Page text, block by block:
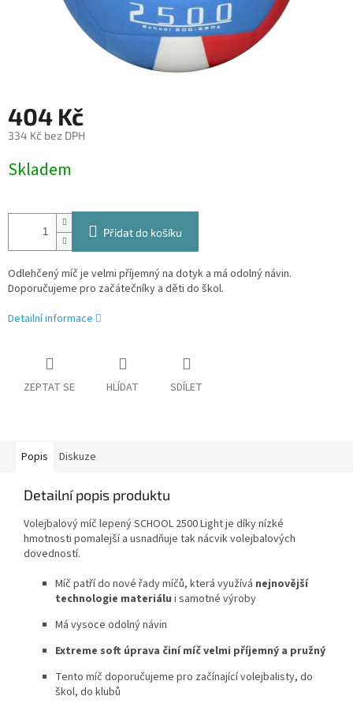
404 Kč
334 Kč bez DPH
cena:
Skladem
Přidat do košíku
Odlehčený míč je velmi příjemný na dotyk a má odolný návin.
Doporučujeme pro začátečníky a děti do škol.
Detailní informace
ZEPTAT SE HLÍDAT SDÍLET
Popis Diskuze
Detailní popis produktu
Volejbalový míč lepený SCHOOL 2500 Light je díky nízké
hmotnosti pomalejší a usnadňuje tak nácvik volejbalových
dovedností.
Míč patří do nové řady míčů, která využívá nejnovější
technologie materiálu i samotné výroby
Má vysoce odolný návin
Extreme soft úprava činí míč velmi příjemný a pružný
Tento míč doporučujeme pro začínající volejbalisty, do
škol, do klubů